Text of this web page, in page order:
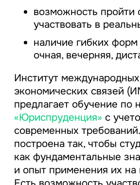
возможность пройти
участвовать в
наличие гибких форм
очная, вечерняя,
Институт международных
экономических связей
предлагает обучение по
«Юриспруденция» с
современных
построена так, чтобы
как фундаментальные
и опыт применения их на